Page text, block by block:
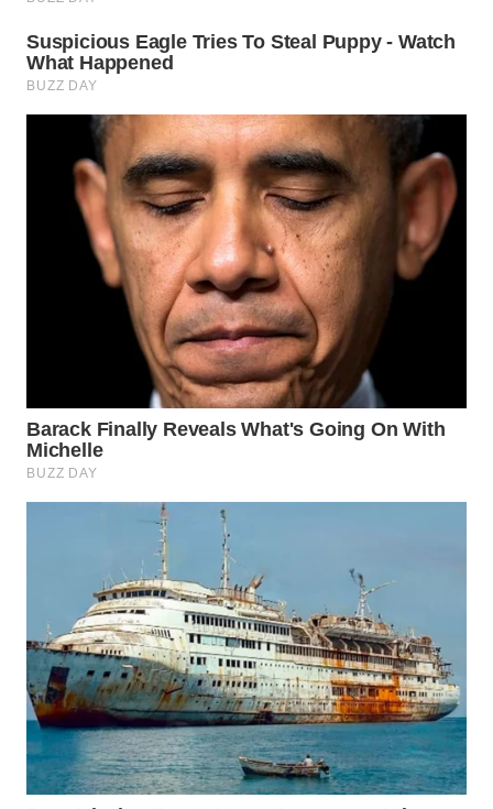
INDRAMAYU
KUNINGAN
WN
MAJALENGKA
WN
PURWAKARTA
WN
WN
SEMARANG
WN
SOLO
WN
BOROBUDUR